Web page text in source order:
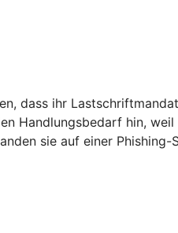
dass ihr
Handlungsbedarf hin,
sie auf einer